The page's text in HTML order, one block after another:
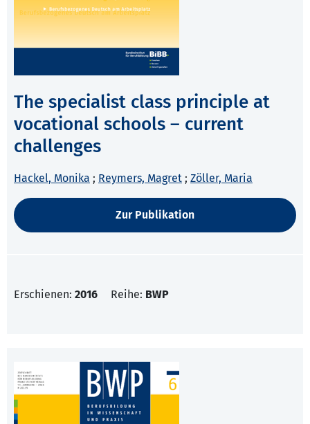
The specialist class principle at
vocational schools – current
challenges
Hackel, Monika ; Reymers, Magret ; Zöller, Maria
Zur Publikation
Erschienen: 2016 Reihe: BWP